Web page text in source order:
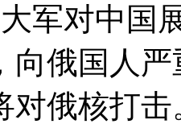
军对中国
向俄国人
对俄核打